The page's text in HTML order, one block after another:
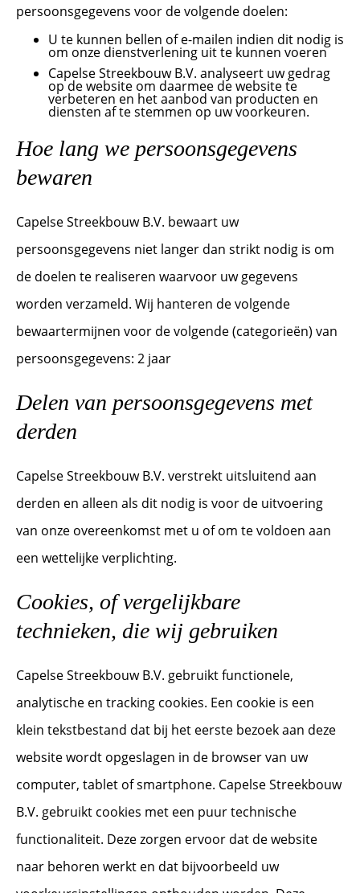
persoonsgegevens voor de volgende doelen:
U te kunnen bellen of e-mailen indien dit nodig is
om onze dienstverlening uit te kunnen voeren
Capelse Streekbouw B.V. analyseert uw gedrag
op de website om daarmee de website te
verbeteren en het aanbod van producten en
diensten af te stemmen op uw voorkeuren.
Hoe lang we persoonsgegevens
bewaren
Capelse Streekbouw B.V. bewaart uw
persoonsgegevens niet langer dan strikt nodig is om
de doelen te realiseren waarvoor uw gegevens
worden verzameld. Wij hanteren de volgende
bewaartermijnen voor de volgende (categorieën) van
persoonsgegevens: 2 jaar
Delen van persoonsgegevens met
derden
Capelse Streekbouw B.V. verstrekt uitsluitend aan
derden en alleen als dit nodig is voor de uitvoering
van onze overeenkomst met u of om te voldoen aan
een wettelijke verplichting.
Cookies, of vergelijkbare
technieken, die wij gebruiken
Capelse Streekbouw B.V. gebruikt functionele,
analytische en tracking cookies. Een cookie is een
klein tekstbestand dat bij het eerste bezoek aan deze
website wordt opgeslagen in de browser van uw
computer, tablet of smartphone. Capelse Streekbouw
B.V. gebruikt cookies met een puur technische
functionaliteit. Deze zorgen ervoor dat de website
naar behoren werkt en dat bijvoorbeeld uw